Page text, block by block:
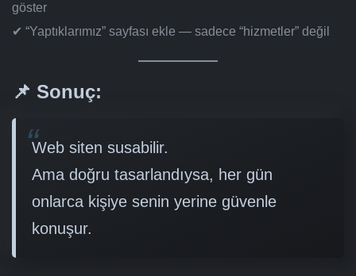
göster
✔ “Yaptıklarımız” sayfası ekle — sadece “hizmetler” değil
📌 Sonuç:
Web siten susabilir.
Ama doğru tasarlandıysa, her gün
onlarca kişiye senin yerine güvenle
konuşur.